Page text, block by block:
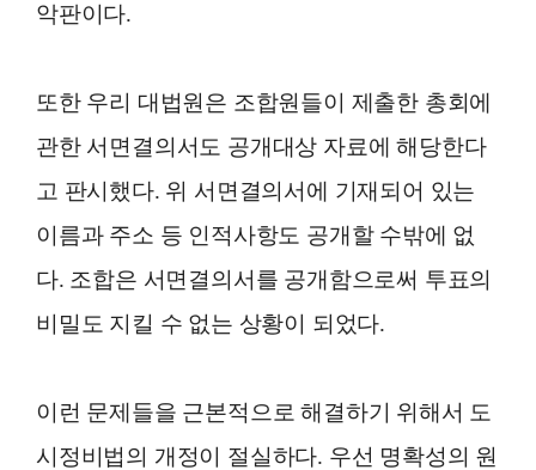
악판이다.
또한 우리 대법원은 조합원들이 제출한 총회에
관한 서면결의서도 공개대상 자료에 해당한다
고 판시했다. 위 서면결의서에 기재되어 있는
이름과 주소 등 인적사항도 공개할 수밖에 없
다. 조합은 서면결의서를 공개함으로써 투표의
비밀도 지킬 수 없는 상황이 되었다.
이런 문제들을 근본적으로 해결하기 위해서 도
시정비법의 개정이 절실하다. 우선 명확성의 원